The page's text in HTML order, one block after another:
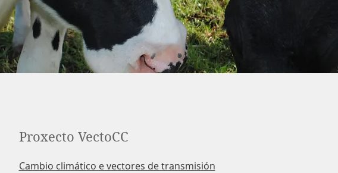
Proxecto VectoCC
Cambio climático e vectores de transmisión